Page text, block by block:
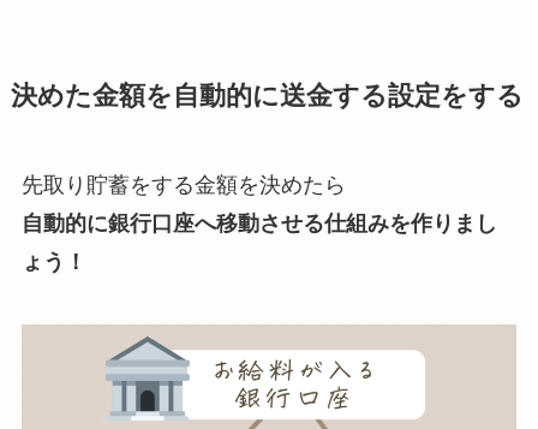
決めた金額を自動的に送金する設定をする
先取り貯蓄をする金額を決めたら
自動的に銀行口座へ移動させる仕組みを作りまし
ょう！